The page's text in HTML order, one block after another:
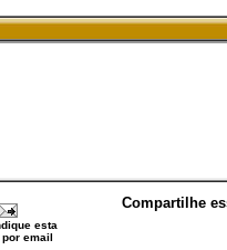
Compartilhe
esta
email